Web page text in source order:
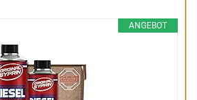
ANGEBOT